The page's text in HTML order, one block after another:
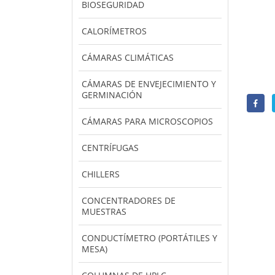
BIOSEGURIDAD
CALORÍMETROS
CÁMARAS CLIMÁTICAS
CÁMARAS DE ENVEJECIMIENTO Y
GERMINACIÓN
CÁMARAS PARA MICROSCOPIOS
CENTRÍFUGAS
CHILLERS
CONCENTRADORES DE
MUESTRAS
CONDUCTÍMETRO (PORTÁTILES Y
MESA)